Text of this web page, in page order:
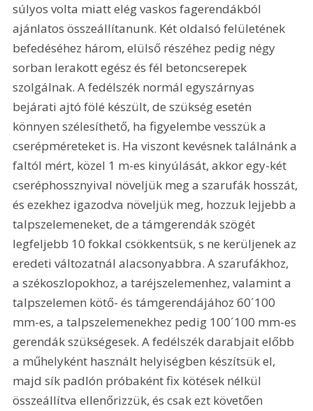
súlyos volta miatt elég vaskos fagerendákból
ajánlatos összeállítanunk. Két oldalsó felületének
befedéséhez három, elülső részéhez pedig négy
sorban lerakott egész és fél betoncserepek
szolgálnak. A fedélszék normál egyszárnyas
bejárati ajtó fölé készült, de szükség esetén
könnyen szélesíthető, ha figyelembe vesszük a
cserépméreteket is. Ha viszont kevésnek találnánk a
faltól mért, közel 1 m-es kinyúlását, akkor egy-két
cseréphossznyival növeljük meg a szarufák hosszát,
és ezekhez igazodva növeljük meg, hozzuk lejjebb a
talpszelemeneket, de a támgerendák szögét
legfeljebb 10 fokkal csökkentsük, s ne kerüljenek az
eredeti változatnál alacsonyabbra. A szarufákhoz,
a székoszlopokhoz, a taréjszelemenhez, valamint a
talpszelemen kötő- és támgerendájához 60´100
mm-es, a talpszelemenekhez pedig 100´100 mm-es
gerendák szükségesek. A fedélszék darabjait előbb
a műhelyként használt helyiségben készítsük el,
majd sík padlón próbaként fix kötések nélkül
összeállítva ellenőrizzük, és csak ezt követően